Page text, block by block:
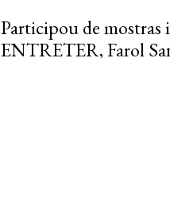
Participou de
ENTRETER, Farol